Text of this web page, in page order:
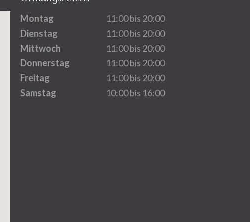
Montag
11:00 bis 20:00
Dienstag
11:00 bis 20:00
Mittwoch
11:00 bis 20:00
Donnerstag
11:00 bis 20:00
Freitag
11:00 bis 20:00
Samstag
10:00 bis 16:00